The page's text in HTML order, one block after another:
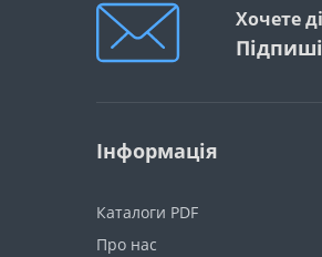
Хочете
Інформація
Каталоги PDF
Про нас